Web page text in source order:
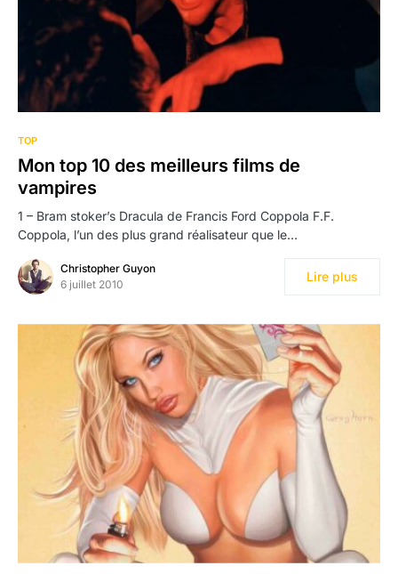
TOP
Mon top 10 des meilleurs films de
vampires
1 – Bram stoker’s Dracula de Francis Ford Coppola F.F.
Coppola, l’un des plus grand réalisateur que le…
Christopher Guyon
6 juillet 2010
Lire plus